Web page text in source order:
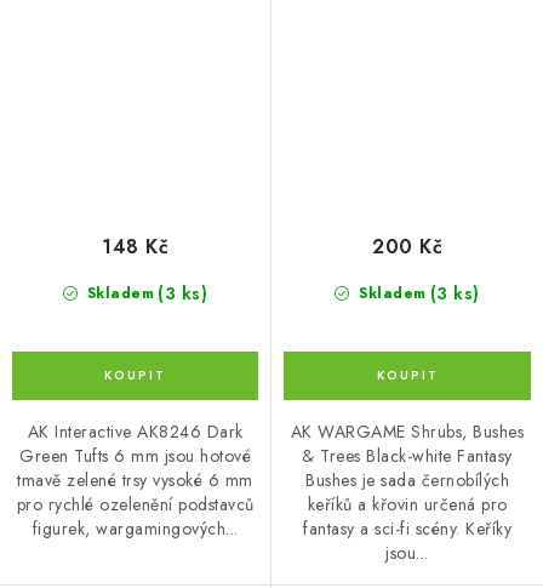
Skladem (3 ks)
148 Kč
AK Interactive AK8246 Dark
Green Tufts 6 mm jsou hotové
tmavě zelené trsy vysoké 6 mm
pro rychlé ozelenění podstavců
figurek, wargamingových...
Skladem (3 ks)
200 Kč
AK WARGAME Shrubs, Bushes
& Trees Black-white Fantasy
Bushes je sada černobílých
keříků a křovin určená pro
fantasy a sci-fi scény. Keříky
jsou...